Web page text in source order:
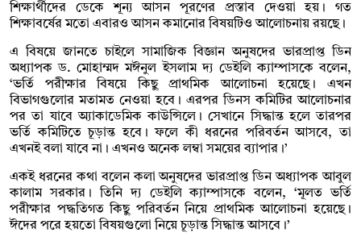
শিক্ষার্থীদের ডেকে শূন্য আসন পূরণের প্রস্তাব দেওয়া হয়। গত
শিক্ষাবর্ষের মতো এবারও আসন কমানোর বিষয়টিও আলোচনায় রয়ছে।
এ বিষয়ে জানতে চাইলে সামাজিক বিজ্ঞান অনুষদের ভারপ্রাপ্ত ডিন
অধ্যাপক ড. মোহাম্মদ মঈনুল ইসলাম দ্য ডেইলি ক্যাম্পাসকে বলেন,
‘ভর্তি পরীক্ষার বিষয়ে কিছু প্রাথমিক আলোচনা হয়েছে। এখন
বিভাগগুলোর মতামত নেওয়া হবে। এরপর ডিনস কমিটির আলোচনার
পর তা যাবে অ্যাকাডেমিক কাউন্সিলে। সেখানে সিদ্ধান্ত হলে তারপর
ভর্তি কমিটিতে চূড়ান্ত হবে। ফলে কী ধরনের পরিবর্তন আসবে, তা
এখনই বলা যাবে না। এখনও অনেক লম্বা সময়ের ব্যাপার।’
একই ধরনের কথা বলেন কলা অনুষদের ভারপ্রাপ্ত ডিন অধ্যাপক আবুল
কালাম সরকার। তিনি দ্য ডেইলি ক্যাম্পাসকে বলেন, ‘মূলত ভর্তি
পরীক্ষার পদ্ধতিগত কিছু পরিবর্তন নিয়ে প্রাথমিক আলোচনা হয়েছে।
ঈদের পরে হয়তো বিষয়গুলো নিয়ে চূড়ান্ত সিদ্ধান্ত আসবে।’